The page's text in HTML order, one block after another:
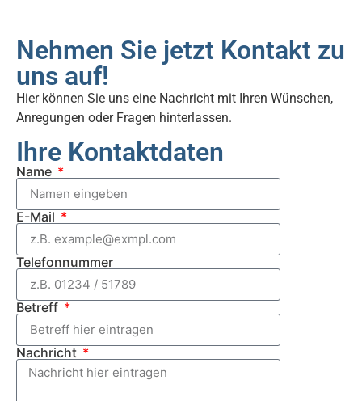
Nehmen Sie jetzt Kontakt zu
uns auf!
Hier können Sie uns eine Nachricht mit Ihren Wünschen,
Anregungen oder Fragen hinterlassen.
Ihre Kontaktdaten
Name
E-Mail
Telefonnummer
Betreff
Nachricht